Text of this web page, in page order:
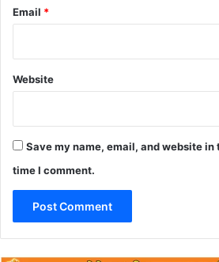
Email *
Website
Save my name, email, and website
time I comment.